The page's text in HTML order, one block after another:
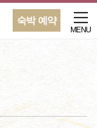
숙박 예약
MENU